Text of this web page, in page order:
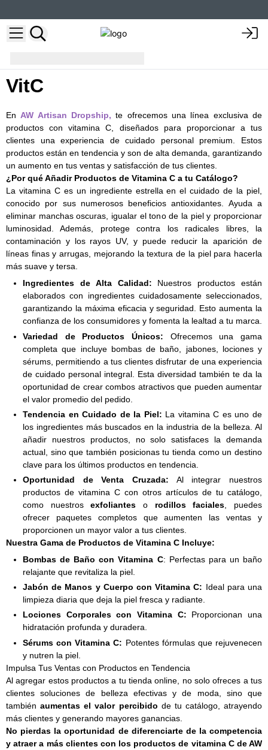
VitC
EnAW Artisan Dropship,te ofrecemos una línea exclusiva de
productos con vitamina C, diseñados para proporcionar a tus
clientes una experiencia de cuidado personal premium. Estos
productos están en tendencia y son de alta demanda, garantizando
un aumento en tus ventas y satisfacción de tus clientes.
¿Por qué Añadir Productos de Vitamina C a tu Catálogo?
La vitamina C es un ingrediente estrella en el cuidado de la piel,
conocido por sus numerosos beneficios antioxidantes. Ayuda a
eliminar manchas oscuras, igualar el tono de la piel y proporcionar
luminosidad. Además, protege contra los radicales libres, la
contaminación y los rayos UV, y puede reducir la aparición de
líneas finas y arrugas, mejorando la textura de la piel para hacerla
más suave y tersa.
Ingredientes de Alta Calidad: Nuestros productos están
elaborados con ingredientes cuidadosamente seleccionados,
garantizando la máxima eficacia y seguridad. Esto aumenta la
confianza de los consumidores y fomenta la lealtad a tu marca.
Variedad de Productos Únicos: Ofrecemos una gama
completa que incluye bombas de baño, jabones, lociones y
sérums, permitiendo a tus clientes disfrutar de una experiencia
de cuidado personal integral. Esta diversidad también te da la
oportunidad de crear combos atractivos que pueden aumentar
el valor promedio del pedido.
Tendencia en Cuidado de la Piel: La vitamina C es uno de
los ingredientes más buscados en la industria de la belleza. Al
añadir nuestros productos, no solo satisfaces la demanda
actual, sino que también posicionas tu tienda como un destino
clave para los últimos productos en tendencia.
Oportunidad de Venta Cruzada: Al integrar nuestros
productos de vitamina C con otros artículos de tu catálogo,
como nuestrosexfoliantes o rodillos faciales , puedes
ofrecer paquetes completos que aumenten las ventas y
proporcionen un mayor valor a tus clientes.
Nuestra Gama de Productos de Vitamina C Incluye:
Bombas de Baño con Vitamina C: Perfectas para un baño
relajante que revitaliza la piel.
Jabón de Manos y Cuerpo con Vitamina C: Ideal para una
limpieza diaria que deja la piel fresca y radiante.
Lociones Corporales con Vitamina C: Proporcionan una
hidratación profunda y duradera.
Sérums con Vitamina C: Potentes fórmulas que rejuvenecen
y nutren la piel.
Impulsa Tus Ventas con Productos en Tendencia
Al agregar estos productos a tu tienda online, no solo ofreces a tus
clientes soluciones de belleza efectivas y de moda, sino que
tambiénaumentas el valor percibido de tu catálogo, atrayendo
más clientes y generando mayores ganancias.
No pierdas la oportunidad de diferenciarte de la competencia
y atraer a más clientes con los productos de vitamina C de AW